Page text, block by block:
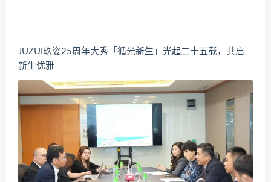
JUZUI玖姿25周年大秀「循光新生」光起二十五载，共启
新生优雅